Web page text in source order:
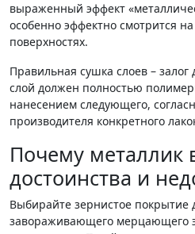
выраженный эффект
особенно эффектно смотрится
поверхностях.
Правильная сушка слоев –
слой должен полностью
нанесением следующего,
производителя конкретного
Почему металлик
достоинства и
Выбирайте зернистое покрытие
завораживающего мерцающего